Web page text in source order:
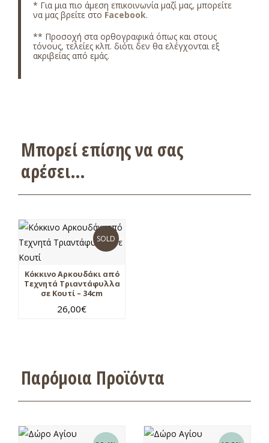
* Για μια πιο άμεση επικοινωνία μαζί μας, μπορείτε
να μας βρείτε στο Facebook.
** Προσοχή στα ορθογραφικά όπως και στους
τόνους, τελείες κλπ. διότι δεν θα ελέγχονται εξ
ακριβείας από εμάς.
Μπορεί επίσης να σας
αρέσει…
SOLD
Κόκκινο Αρκουδάκι από
Τεχνητά Τριαντάφυλλα
σε Κουτί – 34cm
26,00€
Παρόμοια Προϊόντα